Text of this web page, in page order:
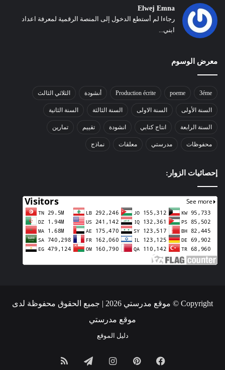
Elwej Emna
رجاءا لم أستطع الدخول إلى المنصة الرقمية لمعرفة اعداد
ابني...
معرض الوسوم
3éme
poeme
Production écrite أنشودة الثلاثي الثالث
السنة الأولى السنة الاولى السنة الثالثة السنة الثانية
السنة الرابعة انتاج كتابي انشودة تقييم تمارين
محفوظات مدرستي معلقات نماذج
إحصائيات الزوار:
Copyright © موقع مدرستي 2026 | جميع الحقوق محفوظة لدى
موقع مدرستي
دليل الموقع
فيسبوك بينتيريستانستقرامتيلقرام